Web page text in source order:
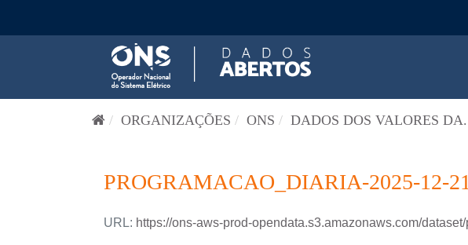
ORGANIZAÇÕES ONS DADOS DOS VALORES
PROGRAMACAO_DIARIA-2025-12-21
URL: https://ons-aws-prod-opendata.s3.amazonaws.com/